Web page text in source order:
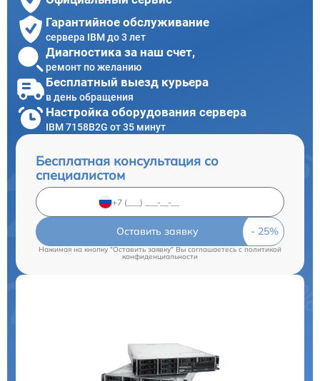
Гарантийное обслуживание
сервера IBM до 3 лет
Диагностика за наш счет,
ремонт по желанию
Бесплатный выезд курьера
в день обращения
Настройка оборудования сервера
IBM 7158B2G от 35 минут
Бесплатная консультация со
специалистом
Оставить заявку
Нажимая на кнопку "Оставить заявку" Вы соглашаетесь c политикой
конфиденциальности